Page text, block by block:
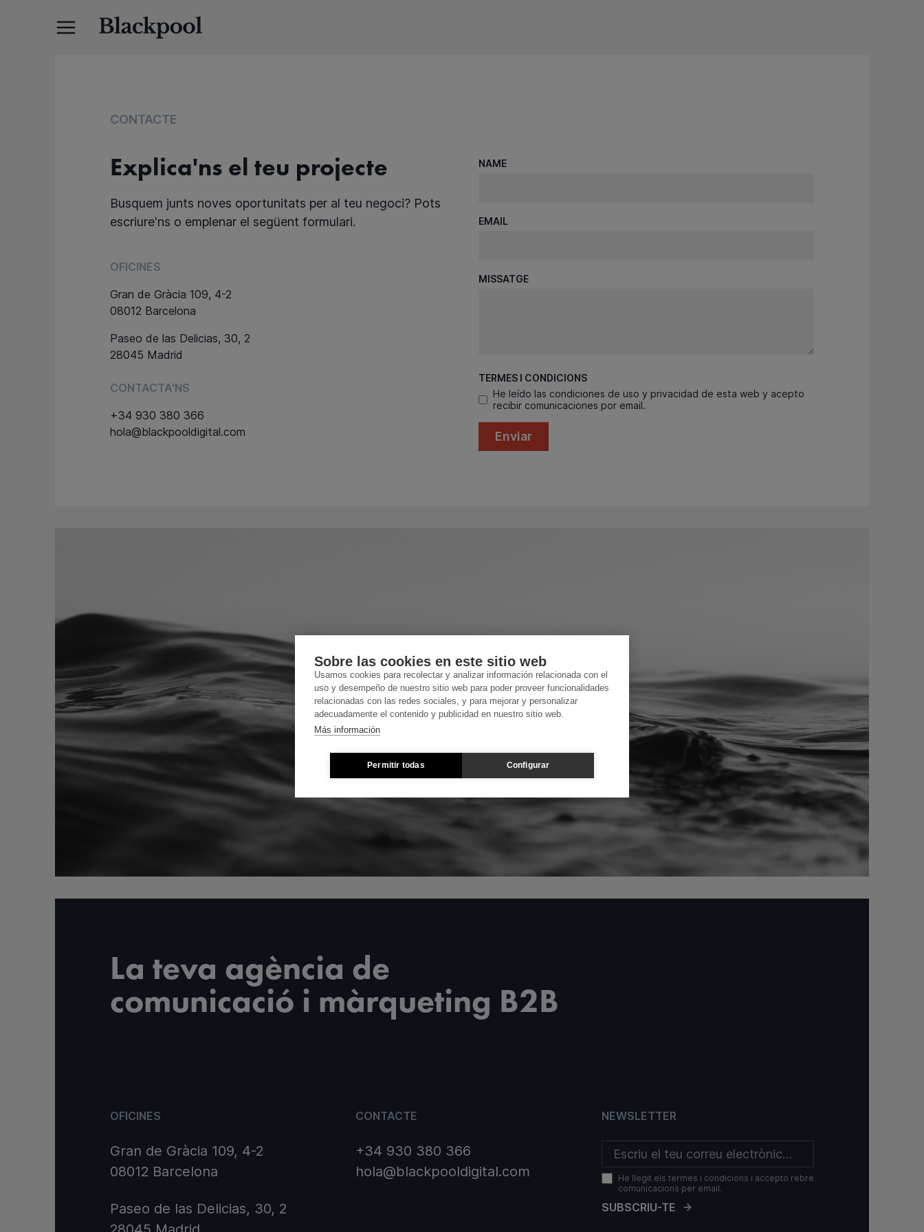
CONTACTE
Explica'ns el teu projecte
Busquem junts noves oportunitats per al teu negoci? Pots
escriure'ns o emplenar el següent formulari.
OFICINES
Gran de Gràcia 109, 4-2
08012 Barcelona
Paseo de las Delicias, 30, 2
28045 Madrid
CONTACTA'NS
+34 930 380 366
hola@blackpooldigital.com
NAME
EMAIL
MISSATGE
TERMES I CONDICIONS
He leído las condiciones de uso y privacidad de esta web y acepto
recibir comunicaciones por email.
Enviar
La teva agència de
comunicació i màrqueting B2B
OFICINES
Gran de Gràcia 109, 4-2
08012 Barcelona
Paseo de las Delicias, 30, 2
CONTACTE
+34 930 380 366
hola@blackpooldigital.com
NEWSLETTER
He llegit els termes i condicions i accepto rebre
comunicacions per email.
SUBSCRIU-TE
Sobre las cookies en este sitio web
Usamos cookies para recolectar y analizar información relacionada con el
uso y desempeño de nuestro sitio web para poder proveer funcionalidades
relacionadas con las redes sociales, y para mejorar y personalizar
adecuadamente el contenido y publicidad en nuestro sitio web.
Más información
Permitir todas Configurar